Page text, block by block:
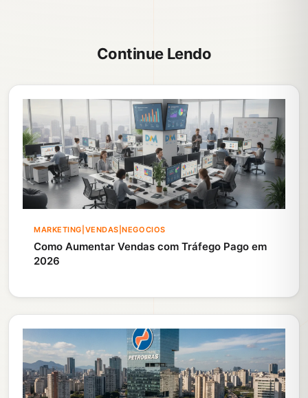
Continue Lendo
MARKETING|VENDAS|NEGOCIOS
Como Aumentar Vendas com Tráfego Pago em
2026